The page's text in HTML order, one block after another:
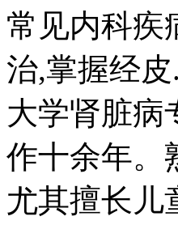
常见内科疾
治,掌握经皮
大学肾脏病
作十余年。
尤其擅长儿